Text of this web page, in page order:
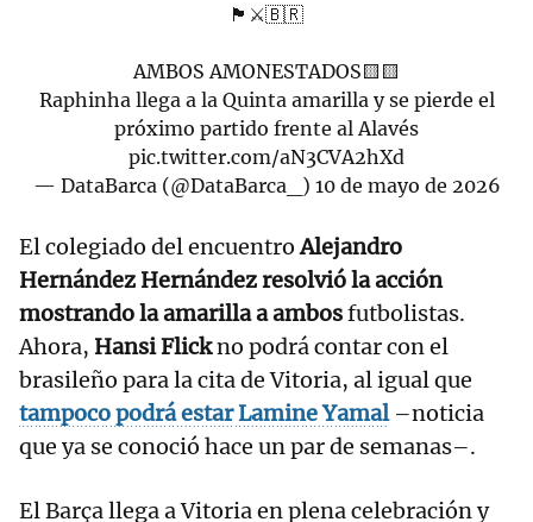
🏴󠁧󠁢󠁥󠁮󠁧󠁿⚔️🇧🇷
AMBOS AMONESTADOS🟨🟨
Raphinha llega a la Quinta amarilla y se pierde el
próximo partido frente al Alavés
pic.twitter.com/aN3CVA2hXd
— DataBarca (@DataBarca_) 10 de mayo de 2026
El colegiado del encuentroAlejandro
Hernández Hernández resolvió la acción
mostrando la amarilla a ambosfutbolistas.
Ahora, Hansi Flickno podrá contar con el
brasileño para la cita de Vitoria, al igual que
tampoco podrá estar Lamine Yamal –noticia
que ya se conoció hace un par de semanas–.
El Barça llega a Vitoria en plena celebración y